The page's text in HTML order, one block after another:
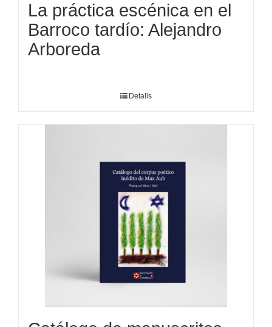
La práctica escénica en el
Barroco tardío: Alejandro
Arboreda
Detalls